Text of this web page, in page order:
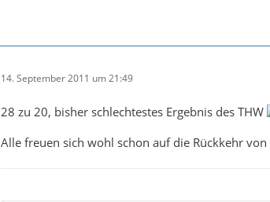
14. September 2011 um 21:49
28 zu 20, bisher schlechtestes Ergebnis des THW
Alle freuen sich wohl schon auf die Rückkehr von